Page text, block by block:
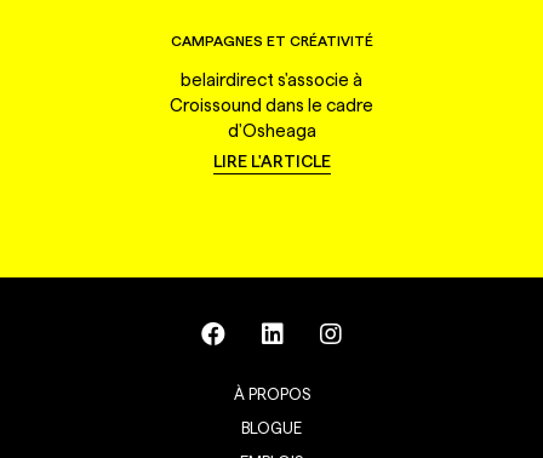
CAMPAGNES ET CRÉATIVITÉ
belairdirect s'associe à
Croissound dans le cadre
d'Osheaga
LIRE L'ARTICLE
À PROPOS
BLOGUE